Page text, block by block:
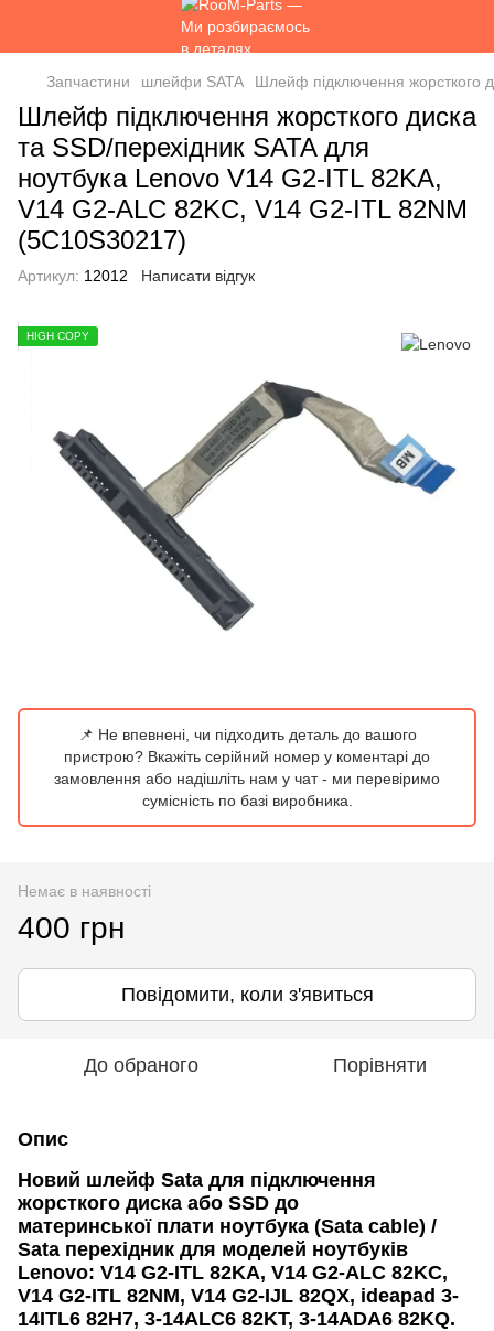
Запчастини шлейфи SATA Шлейф підключення жорсткого
Шлейф підключення жорсткого диска
та SSD/перехідник SATA для
ноутбука Lenovo V14 G2-ITL 82KA,
V14 G2-ALC 82KC, V14 G2-ITL 82NM
(5C10S30217)
Артикул: 12012 Написати відгук
HIGH COPY
📌 Не впевнені, чи підходить деталь до вашого
пристрою? Вкажіть серійний номер у коментарі до
замовлення або надішліть нам у чат - ми перевіримо
сумісність по базі виробника.
Немає в наявності
400 грн
Повідомити, коли з'явиться
До обраного Порівняти
Опис
Новий шлейф Sata для підключення
жорсткого диска або SSD до
материнської плати ноутбука (Sata cable) /
Sata перехідник для моделей ноутбуків
Lenovo: V14 G2-ITL 82KA, V14 G2-ALC 82KC,
V14 G2-ITL 82NM, V14 G2-IJL 82QX, ideapad 3-
14ITL6 82H7, 3-14ALC6 82KT, 3-14ADA6 82KQ.